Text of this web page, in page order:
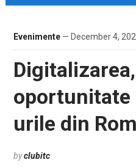
Evenimente— December 4,
oportunitate
urile din
byclubitc